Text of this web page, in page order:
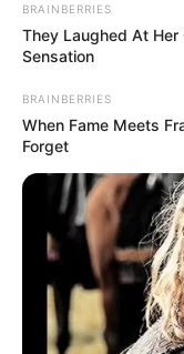
Und hier sind
BRAINBERRIES
They Laughed At
Sensation
BRAINBERRIES
When Fame Meets
Forget